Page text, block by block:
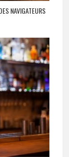
NAVIGATEURS